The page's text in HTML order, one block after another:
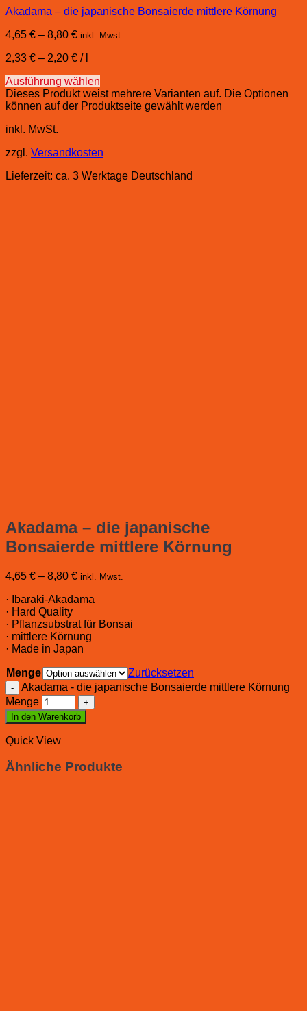
Akadama – die japanische Bonsaierde mittlere Körnung
4,65 € – 8,80 € inkl. Mwst.
2,33 € – 2,20 € /
Ausführung wählen
Dieses Produkt weist mehrere Varianten auf. Die Optionen
können auf der Produktseite gewählt werden
inkl. MwSt.
zzgl. Versandkosten
Lieferzeit: ca. 3 Werktage Deutschland
Akadama – die japanische
Bonsaierde mittlere Körnung
4,65 € – 8,80 € inkl. Mwst.
· Ibaraki-Akadama
· Hard Quality
· Pflanzsubstrat für Bonsai
· mittlere Körnung
· Made in Japan
Menge
Zurücksetzen
Akadama - die japanische Bonsaierde mittlere Körnung
Menge
In den Warenkorb
Quick View
Ähnliche Produkte